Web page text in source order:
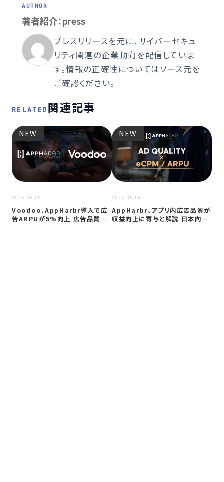
著者紹介：press
プレスリリースを元に、サイバーセキュ
リティ関連の企業動向を配信していま
す。情報の正確性についてはソース元を
ご確認ください。
RELATED 関連記事
NEW
2026.08.09
Voodoo、AppHarbr導入で広
告ARPUが5%向上 広告品質…
NEW
2026.08.08
AppHarbr、アプリ内広告品質が
収益向上に寄与と解説 日本向け